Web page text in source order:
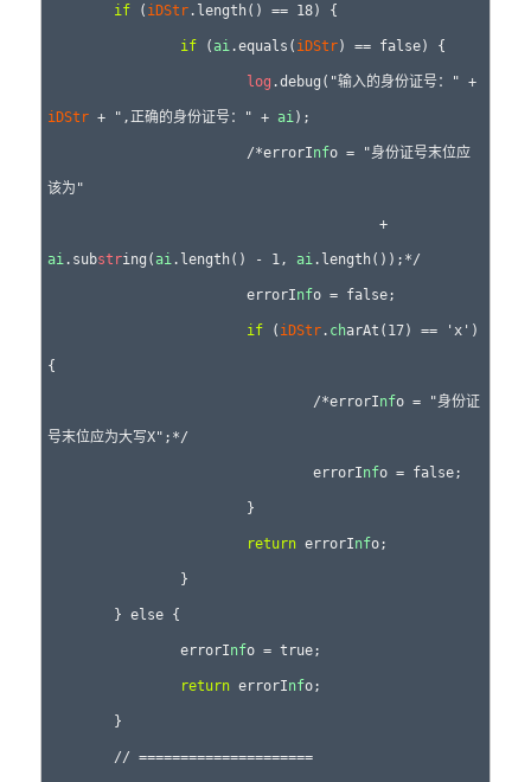
if ( iDStr.length() == 18) {
if ( ai .equals( iDStr) == false) {
log
iDStr + ",正确的身份证号：" + ai );
			/*errorI
nfo = "身份证号末位应
该为"
ai .substring( ai .length() - 1, ai .length());*/
			errorI
nfo = false;
if ( iDStr. charAt(17) == 'x')
{
				/*errorI
nfo = "身份证
号末位应为大写X";*/
				errorI
nfo = false;
return errorInfo;
		errorI
nfo = true;
return errorInfo;